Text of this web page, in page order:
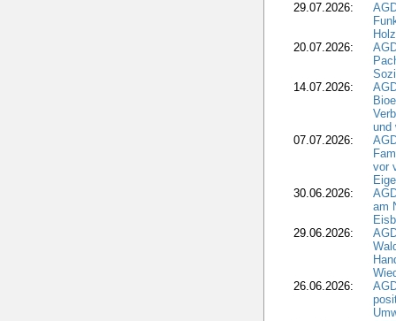
29.07.2026:
20.07.2026:
14.07.2026:
und
07.07.2026:
vor
30.06.2026:
am
29.06.2026:
26.06.2026: